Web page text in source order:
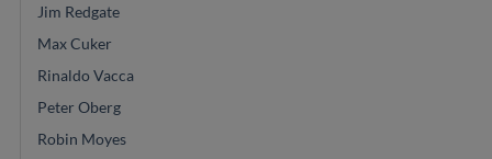
Jim Redgate
Max Cuker
Rinaldo Vacca
Peter Oberg
Robin Moyes